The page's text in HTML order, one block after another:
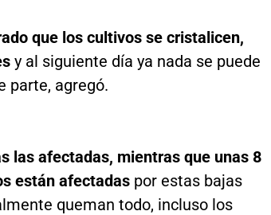
que los cultivos se cristalicen,
y al siguiente día ya nada se puede
parte, agregó.
las afectadas, mientras que unas 8
están afectadaspor estas bajas
queman todo, incluso los